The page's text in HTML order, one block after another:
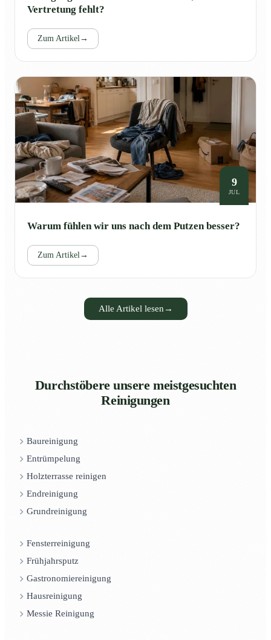
Vertretung fehlt?
Zum Artikel→
9
JUL
Warum fühlen wir uns nach dem Putzen besser?
Zum Artikel→
Alle Artikel lesen →
Durchstöbere unsere meistgesuchten
Reinigungen
Baureinigung
Entrümpelung
Holzterrasse reinigen
Endreinigung
Grundreinigung
Fensterreinigung
Frühjahrsputz
Gastronomiereinigung
Hausreinigung
Messie Reinigung